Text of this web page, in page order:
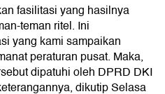
fasilitasi yang hasilnya
teman ritel. Ini
yang kami sampaikan
peraturan pusat. Maka,
dipatuhi oleh DPRD DKI
dikutip Selasa